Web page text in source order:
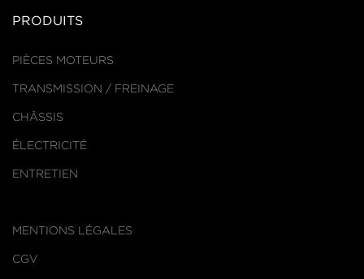
PRODUITS
PIÈCES MOTEURS
TRANSMISSION / FREINAGE
CHÂSSIS
ÉLECTRICITÉ
ENTRETIEN
MENTIONS LÉGALES
CGV